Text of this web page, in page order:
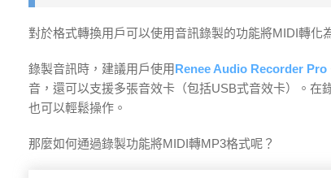
對於格式轉換用戶可以使用音訊錄製的功能將MIDI轉化
錄製音訊時，建議用戶使用Renee Audio Recorder Pro
音，還可以支援多張音效卡（包括USB式音效卡）。
也可以輕鬆操作。
那麼如何通過錄製功能將MIDI轉MP3格式呢？